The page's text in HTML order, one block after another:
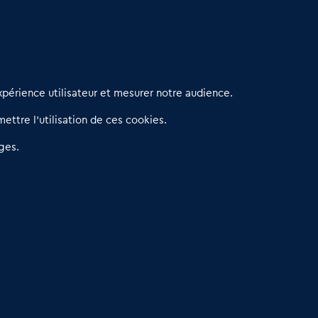
: Un partenariat au service du commerce de
utilisateur et mesurer notre audience.
l’utilisation de ces cookies.